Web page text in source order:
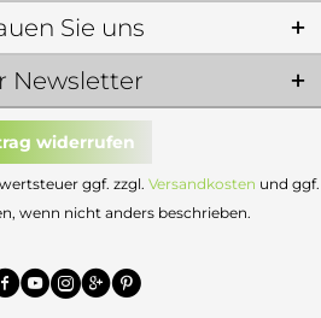
Newsletter
Sie uns
widerrufen
ggf. zzgl. Versandkosten und ggf.
wenn nicht anders beschrieben.